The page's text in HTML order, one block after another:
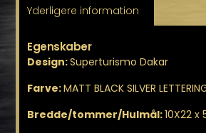
Yderligere information
Egenskaber
Design:Superturismo Dakar
Farve:MATT BLACK SILVER
Bredde/tommer/Hulmål:10X22 x